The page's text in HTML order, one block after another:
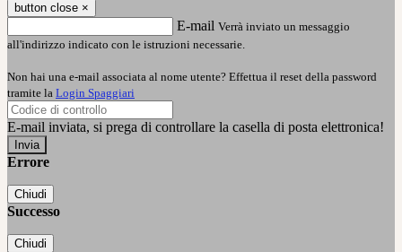
button close ×
E-mail Verrà inviato un messaggio
all'indirizzo indicato con le istruzioni necessarie.
Non hai una e-mail associata al nome utente? Effettua il reset della password
tramite la Login Spaggiari
E-mail inviata, si prega di controllare la casella di posta elettronica!
Errore
Chiudi
Successo
Chiudi